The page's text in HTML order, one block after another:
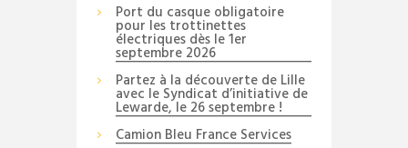
Port du casque obligatoire
pour les trottinettes
électriques dès le 1er
septembre 2026
Partez à la découverte de Lille
avec le Syndicat d’initiative de
Lewarde, le 26 septembre !
Camion Bleu France Services